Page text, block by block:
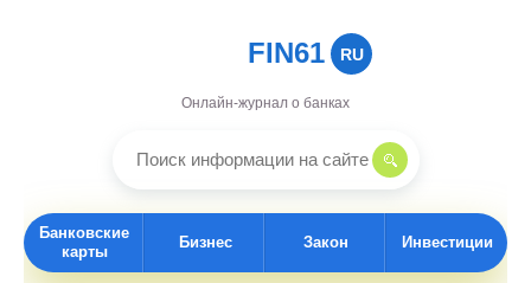
FIN61 RU
Онлайн-журнал о банках
Банковские
карты
Бизнес Закон Инвестиции